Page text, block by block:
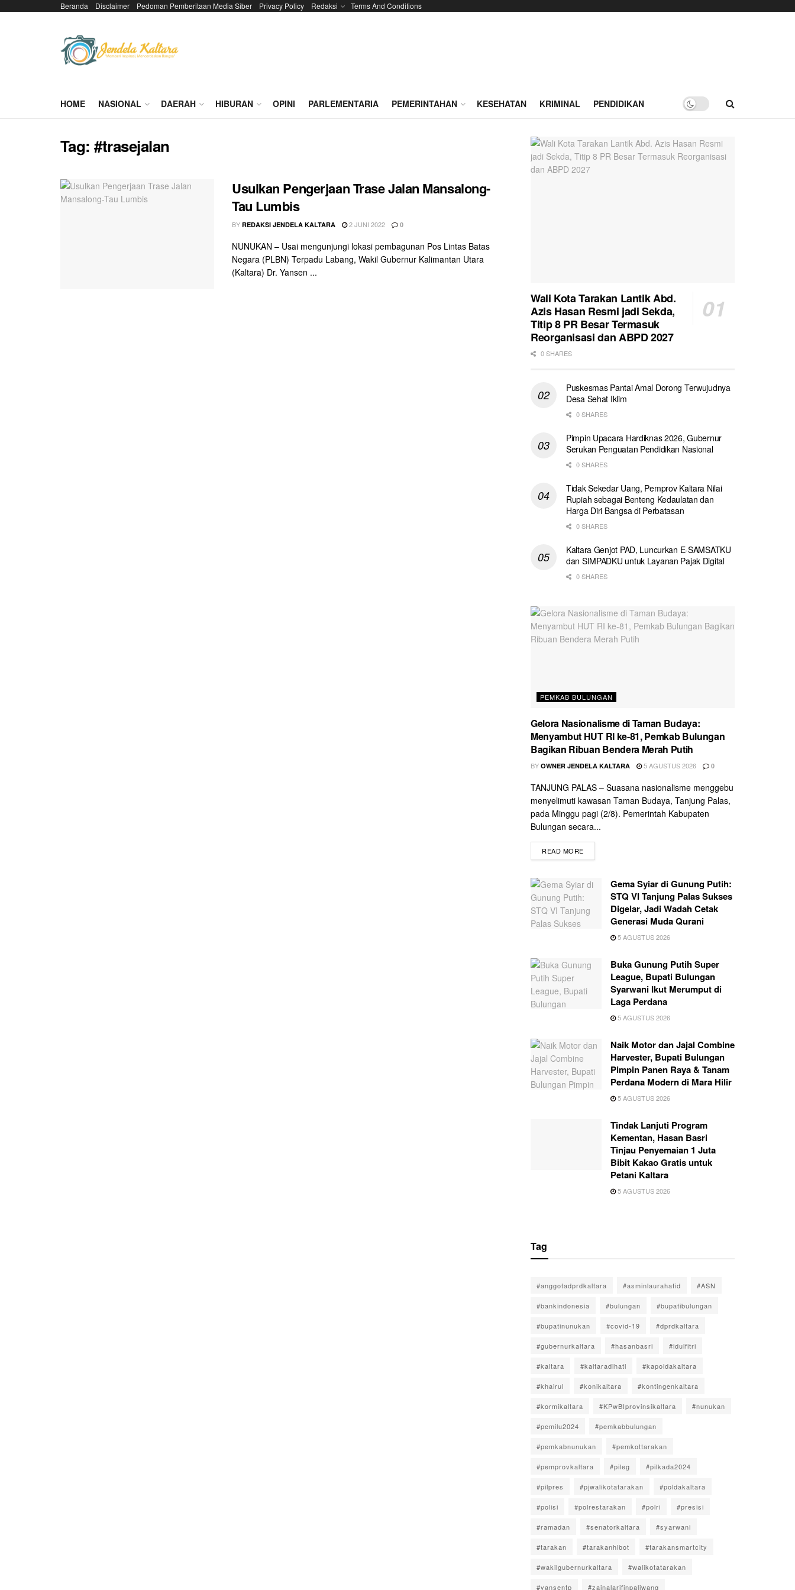
Beranda Disclaimer Pedoman Pemberitaan Media Siber Privacy Policy Redaksi Terms And Conditions
HOME NASIONAL DAERAH HIBURAN OPINI PARLEMENTARIA PEMERINTAHAN KESEHATAN KRIMINAL PENDIDIKAN
Tag:#trasejalan
Usulkan Pengerjaan Trase Jalan Mansalong-
Tau Lumbis
BY REDAKSI JENDELA KALTARA 2 JUNI 2022 0
NUNUKAN – Usai mengunjungi lokasi pembagunan Pos Lintas Batas
Negara (PLBN) Terpadu Labang, Wakil Gubernur Kalimantan Utara
(Kaltara) Dr. Yansen ...
Wali Kota Tarakan Lantik Abd.
Azis Hasan Resmi jadi Sekda,
Titip 8 PR Besar Termasuk
Reorganisasi dan ABPD 2027
0 SHARES
Puskesmas Pantai Amal Dorong Terwujudnya
Desa Sehat Iklim
0 SHARES
Pimpin Upacara Hardiknas 2026, Gubernur
Serukan Penguatan Pendidikan Nasional
0 SHARES
Tidak Sekedar Uang, Pemprov Kaltara Nilai
Rupiah sebagai Benteng Kedaulatan dan
Harga Diri Bangsa di Perbatasan
0 SHARES
Kaltara Genjot PAD, Luncurkan E-SAMSATKU
dan SIMPADKU untuk Layanan Pajak Digital
0 SHARES
PEMKAB BULUNGAN
Gelora Nasionalisme di Taman Budaya:
Menyambut HUT RI ke-81, Pemkab Bulungan
Bagikan Ribuan Bendera Merah Putih
BY OWNER JENDELA KALTARA 5 AGUSTUS 2026 0
TANJUNG PALAS – Suasana nasionalisme menggebu
menyelimuti kawasan Taman Budaya, Tanjung Palas,
pada Minggu pagi (2/8). Pemerintah Kabupaten
Bulungan secara...
READ MORE
Gema Syiar di Gunung Putih:
STQ VI Tanjung Palas Sukses
Digelar, Jadi Wadah Cetak
Generasi Muda Qurani
5 AGUSTUS 2026
Buka Gunung Putih Super
League, Bupati Bulungan
Syarwani Ikut Merumput di
Laga Perdana
5 AGUSTUS 2026
Naik Motor dan Jajal Combine
Harvester, Bupati Bulungan
Pimpin Panen Raya & Tanam
Perdana Modern di Mara Hilir
5 AGUSTUS 2026
Tindak Lanjuti Program
Kementan, Hasan Basri
Tinjau Penyemaian 1 Juta
Bibit Kakao Gratis untuk
Petani Kaltara
5 AGUSTUS 2026
Tag
#anggotadprdkaltara #asminlaurahafid #ASN
#bankindonesia #bulungan #bupatibulungan
#bupatinunukan #covid-19 #dprdkaltara
#gubernurkaltara #hasanbasri #idulfitri
#kaltara #kaltaradihati #kapoldakaltara
#khairul #konikaltara #kontingenkaltara
#kormikaltara #KPwBIprovinsikaltara #nunukan
#pemilu2024 #pemkabbulungan
#pemkabnunukan #pemkottarakan
#pemprovkaltara #pileg #pilkada2024
#pilpres #pjwalikotatarakan #poldakaltara
#polisi #polrestarakan #polri #presisi
#ramadan #senatorkaltara #syarwani
#tarakan #tarakanhibot #tarakansmartcity
#wakilgubernurkaltara #walikotatarakan
#yansentp #zainalarifinpaliwang